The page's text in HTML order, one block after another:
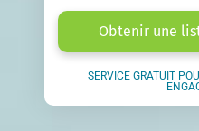
Obtenir une
SERVICE GRATUIT